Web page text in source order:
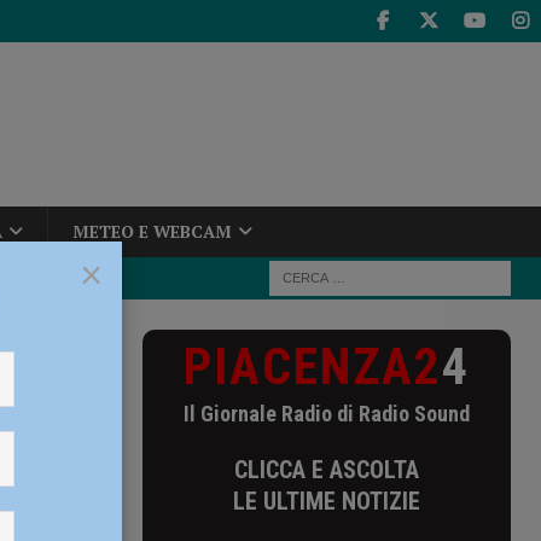
METEO E WEBCAM
PIACENZA24
Il Giornale Radio di Radio Sound
CLICCA E ASCOLTA
LE ULTIME NOTIZIE
×